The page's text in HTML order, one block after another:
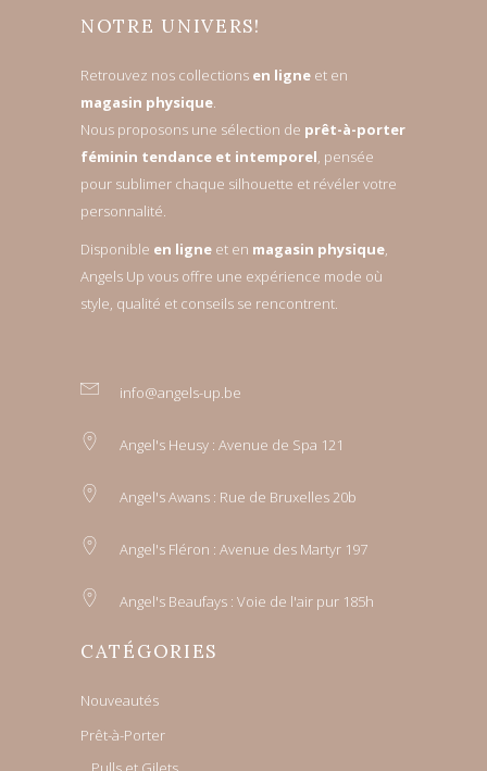
NOTRE UNIVERS!
Retrouvez nos collections en ligne et en
magasin physique.
Nous proposons une sélection de prêt-à-porter
féminin tendance et intemporel, pensée
pour sublimer chaque silhouette et révéler votre
personnalité.
Disponible en ligne et en magasin physique,
Angels Up vous offre une expérience mode où
style, qualité et conseils se rencontrent.
info@angels-up.be
Angel's Heusy : Avenue de Spa 121
Angel's Awans : Rue de Bruxelles 20b
Angel's Fléron : Avenue des Martyr 197
Angel's Beaufays : Voie de l'air pur 185h
CATÉGORIES
Nouveautés
Prêt-à-Porter